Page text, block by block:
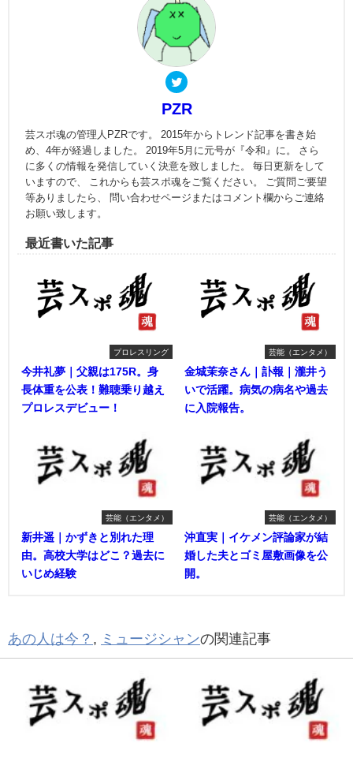
PZR
芸スポ魂の管理人PZRです。 2015年からトレンド記事を書き始
め、4年が経過しました。 2019年5月に元号が『令和』に。 さら
に多くの情報を発信していく決意を致しました。 毎日更新をして
いますので、 これからも芸スポ魂をご覧ください。 ご質問ご要望
等ありましたら、 問い合わせページまたはコメント欄からご連絡
お願い致します。
最近書いた記事
プロレスリング
今井礼夢｜父親は175R。身
長体重を公表！難聴乗り越え
プロレスデビュー！
芸能（エンタメ）
金城茉奈さん｜訃報｜瀧井う
いで活躍。病気の病名や過去
に入院報告。
芸能（エンタメ）
新井遥｜かずきと別れた理
由。高校大学はどこ？過去に
いじめ経験
芸能（エンタメ）
沖直実｜イケメン評論家が結
婚した夫とゴミ屋敷画像を公
開。
あの人は今？ , ミュージシャンの関連記事